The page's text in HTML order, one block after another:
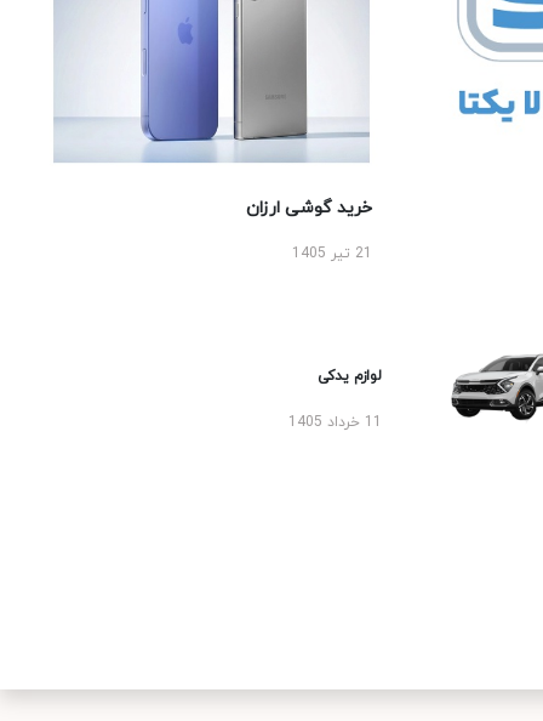
خرید گوشی ارزان
لوازم یدکی